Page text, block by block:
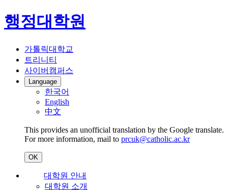
행정대학원
가톨릭대학교
트리니티
사이버캠퍼스
Language
한국어
English
中文
This provides an unofficial translation by the Google translate.
For more information, mail to prcuk@catholic.ac.kr
OK
대학원 안내
대학원 소개